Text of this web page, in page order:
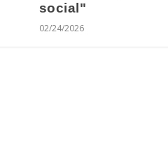
social"
02/24/2026